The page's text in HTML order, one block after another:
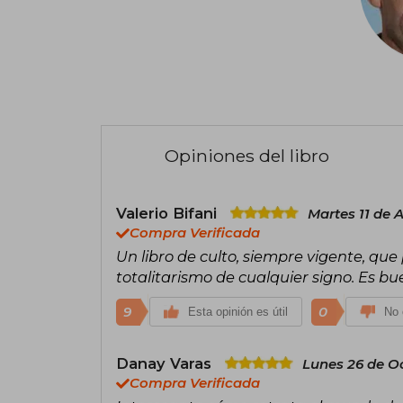
Opiniones del libro
Valerio Bifani
Martes 11 de
Compra Verificada
Un libro de culto, siempre vigente,
totalitarismo de cualquier signo. Es
9 Esta opinión es útil 0 No
Danay Varas
Lunes 26 de
Compra Verificada